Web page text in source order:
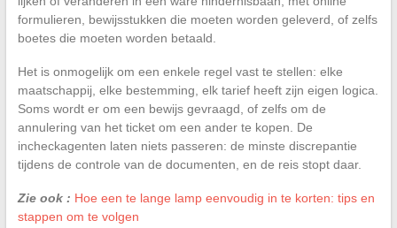
formulieren, bewijsstukken die moeten worden geleverd, of zelfs
boetes die moeten worden betaald.
Het is onmogelijk om een enkele regel vast te stellen: elke
maatschappij, elke bestemming, elk tarief heeft zijn eigen logica.
Soms wordt er om een bewijs gevraagd, of zelfs om de
annulering van het ticket om een ander te kopen. De
incheckagenten laten niets passeren: de minste discrepantie
tijdens de controle van de documenten, en de reis stopt daar.
Zie ook : Hoe een te lange lamp eenvoudig in te korten: tips en
stappen om te volgen